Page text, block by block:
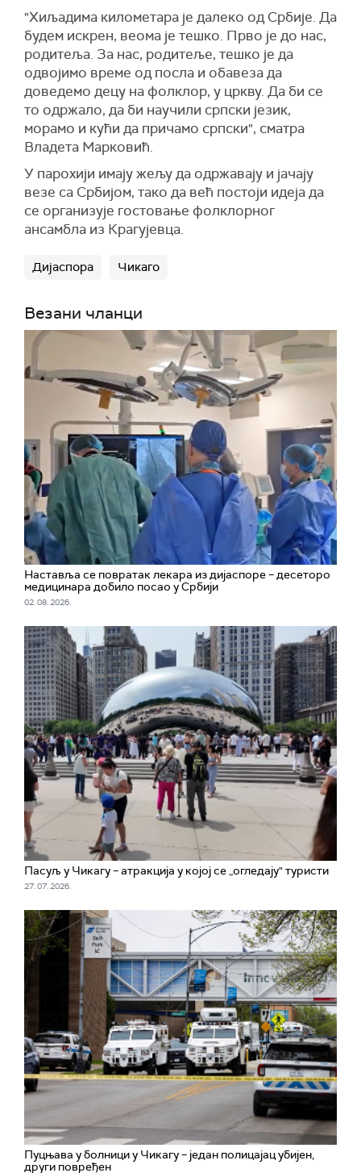
"Хиљадима километара је далеко од Србије. Да
будем искрен, веома је тешко. Прво је до нас,
родитеља. За нас, родитеље, тешко је да
одвојимо време од посла и обавеза да
доведемо децу на фолклор, у цркву. Да би се
то одржало, да би научили српски језик,
морамо и кући да причамо српски", сматра
Владета Марковић.
У парохији имају жељу да одржавају и јачају
везе са Србијом, тако да већ постоји идеја да
се организује гостовање фолклорног
ансамбла из Крагујевца.
Дијаспора Чикаго
Везани чланци
Наставља се повратак лекара из дијаспоре – десеторо
медицинара добило посао у Србији
02. 08. 2026.
Пасуљ у Чикагу – атракција у којој се „огледају" туристи
27. 07. 2026.
Пуцњава у болници у Чикагу – један полицајац убијен,
други повређен